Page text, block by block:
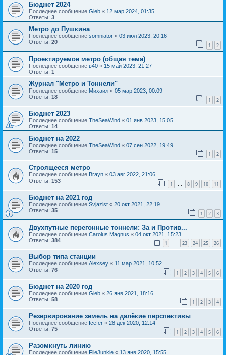
Бюджет 2024
Последнее сообщение Gleb « 12 мар 2024, 01:35
Ответы: 3
Метро до Пушкина
Последнее сообщение somniator « 03 июл 2023, 20:16
Ответы: 20 1 2
Проектируемое метро (общая тема)
Последнее сообщение в40 « 15 май 2023, 21:27
Ответы: 1
Журнал "Метро и Тоннели"
Последнее сообщение Михаил « 05 мар 2023, 00:09
Ответы: 18 1 2
Бюджет 2023
Последнее сообщение TheSeaWind « 01 янв 2023, 15:05
Ответы: 14
Бюджет на 2022
Последнее сообщение TheSeaWind « 07 сен 2022, 19:49
Ответы: 15 1 2
Строящееся метро
Последнее сообщение Brayn « 03 авг 2022, 21:06
Ответы: 153 1 … 8 9 10 11
Бюджет на 2021 год
Последнее сообщение Svjazist « 20 окт 2021, 22:19
Ответы: 35 1 2 3
Двухпутные перегонные тоннели: За и Против...
Последнее сообщение Carolus Magnus « 04 окт 2021, 15:23
Ответы: 384 1 23 24 25 26
Выбор типа станции
Последнее сообщение Alexsey « 11 мар 2021, 10:52
Ответы: 76 1 2 3 4 5 6
Бюджет на 2020 год
Последнее сообщение Gleb « 26 янв 2021, 18:16
Ответы: 58 1 2 3 4
Резервирование земель на далёкие перспективы
Последнее сообщение Icefer « 28 дек 2020, 12:14
Ответы: 75 1 2 3 4 5 6
Разомкнуть линию
Последнее сообщение FileJunkie « 13 янв 2020, 15:55